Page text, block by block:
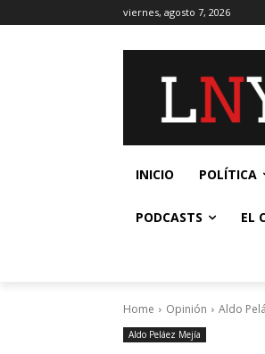
viernes, agosto 7, 2026
INICIO POLÍTICA
PODCASTS EL
Home Opinión Aldo
Aldo Peláez Mejía